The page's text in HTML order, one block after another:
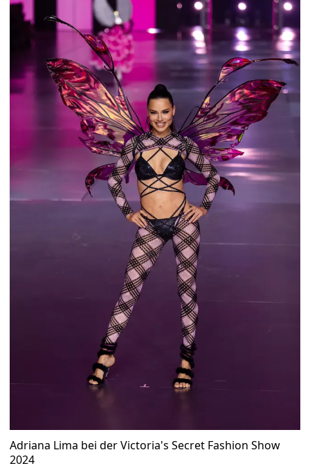
Adriana Lima bei der Victoria's Secret Fashion Show
2024